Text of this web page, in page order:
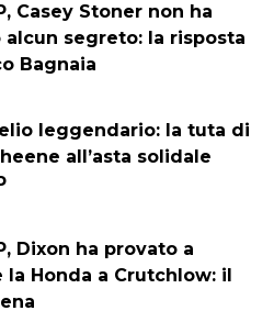
Casey Stoner non ha
alcun segreto: la risposta
Bagnaia
leggendario: la tuta di
all’asta solidale
Dixon ha provato a
la Honda a Crutchlow: il